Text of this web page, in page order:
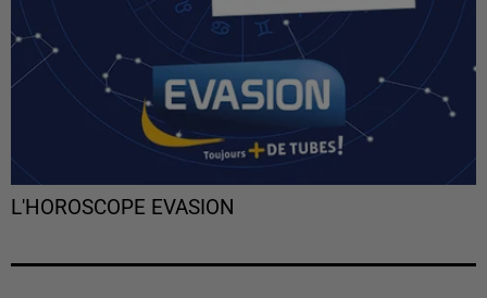
L'HOROSCOPE EVASION